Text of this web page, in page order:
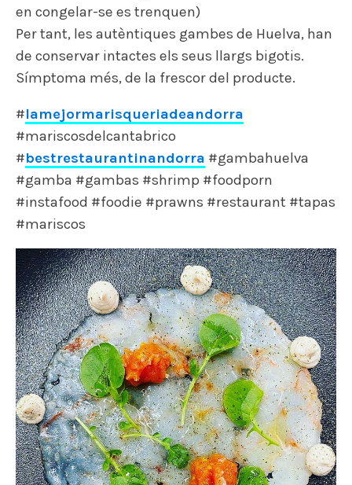
en congelar-se es trenquen)
Per tant, les autèntiques gambes de Huelva, han
de conservar intactes els seus llargs bigotis.
Símptoma més, de la frescor del producte.
#lamejormarisqueriadeandorra
#mariscosdelcantabrico
#bestrestaurantinandorra #gambahuelva
#gamba #gambas #shrimp #foodporn
#instafood #foodie #prawns #restaurant #tapas
#mariscos